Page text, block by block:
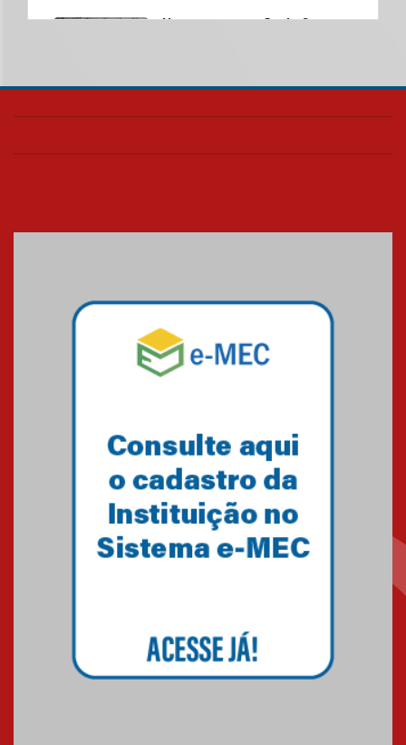
Nova apresentação do Centro
realizará nova edição da Feira
04.08.2026
Mackenzie recepciona os
calouros do segundo semestre
Como o Colégio Mackenzie
Brasília prepara seus
estudantes para o PAS antes
mesmo do Ensino Médio
04.08.2026